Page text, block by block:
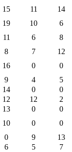
15 11 14
19 10 6
11 6 8
8 7 12
16 0 0
9 4 5
14 0 0
12 12 2
13 0 0
10 0 0
0 9 13
6 5 7